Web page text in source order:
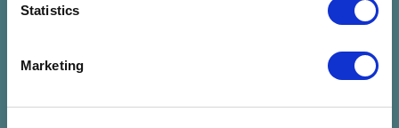
Statistics
Marketing
07.25. Szo 22:00 - 23:30 (90
Lőtér x Közlekedési
07.25. Szo 23:00 - 00:30 (90